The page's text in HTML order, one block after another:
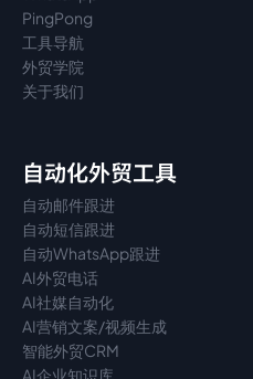
PingPong
工具导航
外贸学院
关于我们
自动化外贸工具
自动邮件跟进
自动短信跟进
自动WhatsApp跟进
AI外贸电话
AI社媒自动化
AI营销文案/视频生成
智能外贸CRM
AI企业知识库